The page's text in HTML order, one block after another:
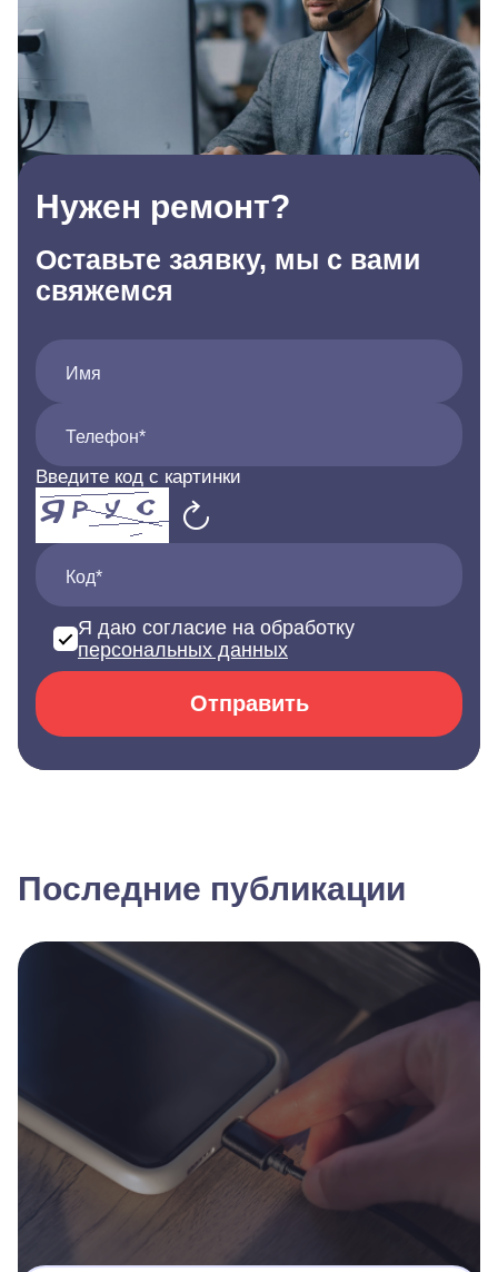
Нужен ремонт?
Оставьте заявку, мы с вами
свяжемся
Имя
Телефон*
Введите код с картинки
Код*
Я даю согласие на обработку
персональных данных
Отправить
Последние публикации